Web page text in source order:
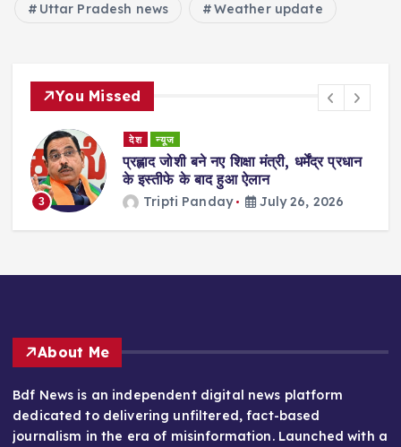
Uttar Pradesh news Weather update
You Missed
3
देश न्यूज
प्रह्लाद जोशी बने नए शिक्षा मंत्री, धर्मेंद्र प्रधान
के इस्तीफे के बाद हुआ ऐलान
Tripti Panday July 26, 2026
About Me
Bdf News is an independent digital news platform
dedicated to delivering unfiltered, fact-based
journalism in the era of misinformation. Launched with a